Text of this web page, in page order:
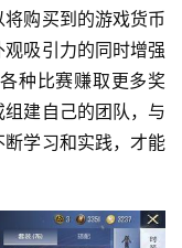
购买到的游戏货币
吸引力的同时增强
种比赛赚取更多奖
建自己的团队，与
学习和实践，才能